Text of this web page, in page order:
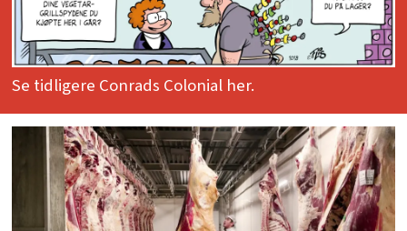
Se tidligere Conrads Colonial her.